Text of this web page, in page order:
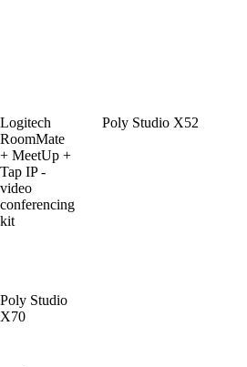
Logitech
RoomMate
+ MeetUp +
Tap IP -
video
conferencing
kit
Poly Studio X52
Poly Studio
X70